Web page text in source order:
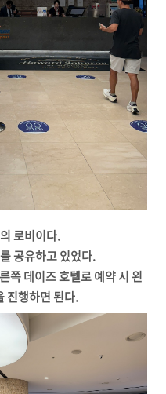
로비이다.
공유하고 있었다.
쪽 데이즈 호텔로 예약 시 왼
진행하면 된다.